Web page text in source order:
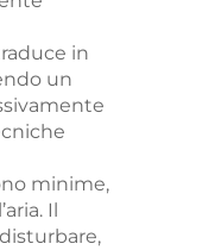
in
un
minime,
Il